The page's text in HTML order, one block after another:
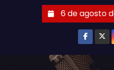
6 de agosto